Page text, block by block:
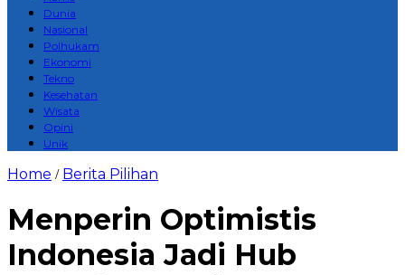
Dunia
Nasional
Polhukam
Ekonomi
Tekno
Kesehatan
Wisata
Opini
Unik
Home / Berita Pilihan
Menperin Optimistis
Indonesia Jadi Hub